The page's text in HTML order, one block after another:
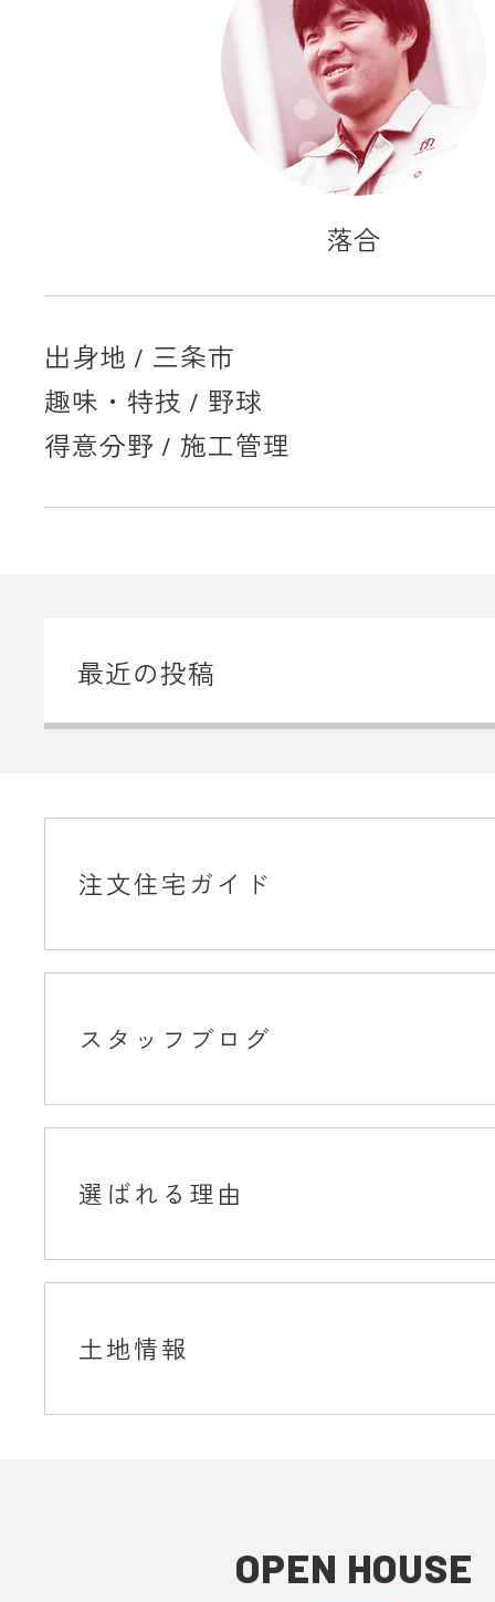
落合
出身地 / 三条市
趣味・特技 / 野球
得意分野 / 施工管理
最近の投稿
注文住宅ガイド
スタッフブログ
選ばれる理由
土地情報
OPEN HOUSE